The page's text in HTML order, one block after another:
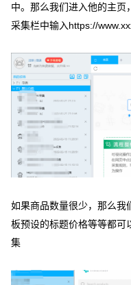
中。那么我们进入他的主页
采集栏中输入https://
如果商品数量很少，那么我
板预设的标题价格等等都可
集